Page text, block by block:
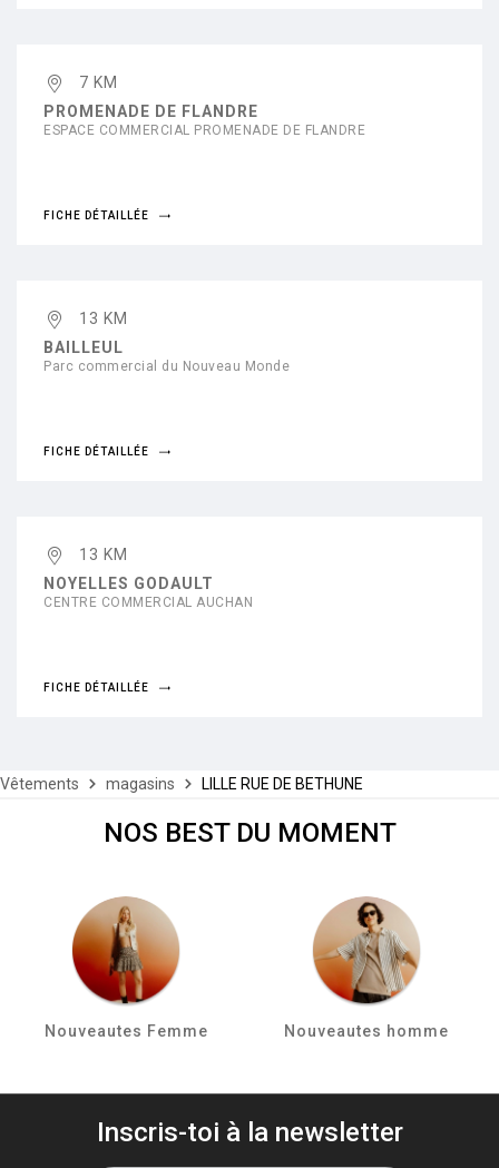
7 KM
PROMENADE DE FLANDRE
ESPACE COMMERCIAL PROMENADE DE FLANDRE
FICHE DÉTAILLÉE
13 KM
BAILLEUL
Parc commercial du Nouveau Monde
FICHE DÉTAILLÉE
13 KM
NOYELLES GODAULT
CENTRE COMMERCIAL AUCHAN
FICHE DÉTAILLÉE
Vêtements magasins LILLE RUE DE BETHUNE
NOS BEST DU MOMENT
Nouveautes Femme Nouveautes homme
Inscris-toi à la newsletter